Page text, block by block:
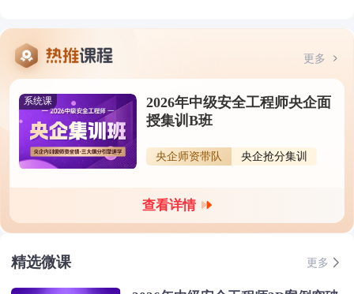
更多
系统课
2026年中级安全工程师央企面
授集训B班
央企师资带队 央企抢分集训
查看详情
精选微课 更多